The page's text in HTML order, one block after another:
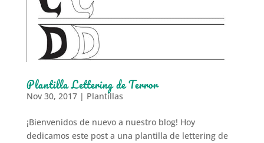
Plantilla Lettering de Terror
Nov 30, 2017| Plantillas
¡Bienvenidos de nuevo a nuestro blog! Hoy
dedicamos este post a una plantilla de lettering de